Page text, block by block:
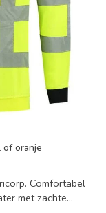
oranje
Comfortabel
met zachte